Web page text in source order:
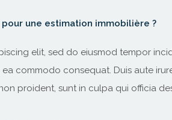
une estimation immobilière ?
elit, sed do eiusmod tempor
commodo consequat. Duis aute
proident, sunt in culpa qui officia